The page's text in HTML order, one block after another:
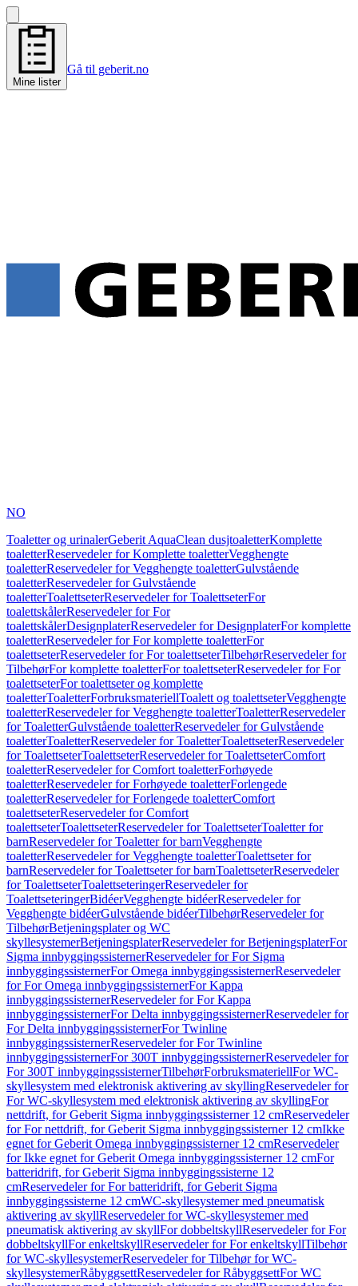
Mine lister
Gå til geberit.no
NO
Toaletter og urinalerGeberit AquaClean dusjtoaletterKomplette
toaletterReservedeler for Komplette toaletterVegghengte
toaletterReservedeler for Vegghengte toaletterGulvstående
toaletterReservedeler for Gulvstående
toaletterToalettseterReservedeler for ToalettseterFor
toalettskålerReservedeler for For
toalettskålerDesignplaterReservedeler for DesignplaterFor komplette
toaletterReservedeler for For komplette toaletterFor
toalettseterReservedeler for For toalettseterTilbehørReservedeler for
TilbehørFor komplette toaletterFor toalettseterReservedeler for For
toalettseterFor toalettseter og komplette
toaletterToaletterForbruksmateriellToalett og toalettseterVegghengte
toaletterReservedeler for Vegghengte toaletterToaletterReservedeler
for ToaletterGulvstående toaletterReservedeler for Gulvstående
toaletterToaletterReservedeler for ToaletterToalettseterReservedeler
for ToalettseterToalettseterReservedeler for ToalettseterComfort
toaletterReservedeler for Comfort toaletterForhøyede
toaletterReservedeler for Forhøyede toaletterForlengede
toaletterReservedeler for Forlengede toaletterComfort
toalettseterReservedeler for Comfort
toalettseterToalettseterReservedeler for ToalettseterToaletter for
barnReservedeler for Toaletter for barnVegghengte
toaletterReservedeler for Vegghengte toaletterToalettseter for
barnReservedeler for Toalettseter for barnToalettseterReservedeler
for ToalettseterToalettseteringerReservedeler for
ToalettseteringerBidéerVegghengte bidéerReservedeler for
Vegghengte bidéerGulvstående bidéerTilbehørReservedeler for
TilbehørBetjeningsplater og WC
skyllesystemerBetjeningsplaterReservedeler for BetjeningsplaterFor
Sigma innbyggingssisternerReservedeler for For Sigma
innbyggingssisternerFor Omega innbyggingssisternerReservedeler
for For Omega innbyggingssisternerFor Kappa
innbyggingssisternerReservedeler for For Kappa
innbyggingssisternerFor Delta innbyggingssisternerReservedeler for
For Delta innbyggingssisternerFor Twinline
innbyggingssisternerReservedeler for For Twinline
innbyggingssisternerFor 300T innbyggingssisternerReservedeler for
For 300T innbyggingssisternerTilbehørForbruksmateriellFor WC-
skyllesystem med elektronisk aktivering av skyllingReservedeler for
For WC-skyllesystem med elektronisk aktivering av skyllingFor
nettdrift, for Geberit Sigma innbyggingssisterner 12 cmReservedeler
for For nettdrift, for Geberit Sigma innbyggingssisterner 12 cmIkke
egnet for Geberit Omega innbyggingssisterner 12 cmReservedeler
for Ikke egnet for Geberit Omega innbyggingssisterner 12 cmFor
batteridrift, for Geberit Sigma innbyggingssisterne 12
cmReservedeler for For batteridrift, for Geberit Sigma
innbyggingssisterne 12 cmWC-skyllesystemer med pneumatisk
aktivering av skyllReservedeler for WC-skyllesystemer med
pneumatisk aktivering av skyllFor dobbeltskyllReservedeler for For
dobbeltskyllFor enkeltskyllReservedeler for For enkeltskyllTilbehør
for WC-skyllesystemerReservedeler for Tilbehør for WC-
skyllesystemerRåbyggsettReservedeler for RåbyggsettFor WC